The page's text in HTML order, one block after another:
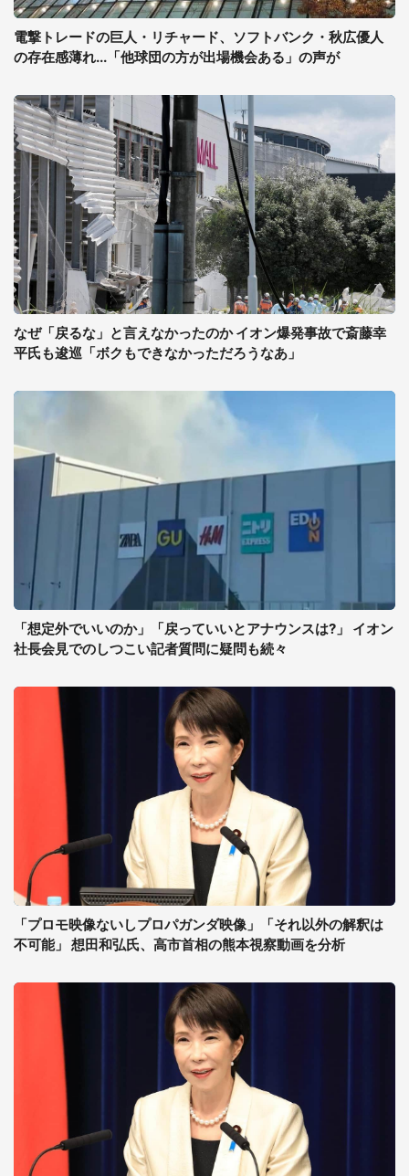
電撃トレードの巨人・リチャード、ソフトバンク・秋広優人
の存在感薄れ...「他球団の方が出場機会ある」の声が
なぜ「戻るな」と言えなかったのか イオン爆発事故で斎藤幸
平氏も逡巡「ボクもできなかっただろうなあ」
「想定外でいいのか」「戻っていいとアナウンスは?」 イオン
社長会見でのしつこい記者質問に疑問も続々
「プロモ映像ないしプロパガンダ映像」「それ以外の解釈は
不可能」 想田和弘氏、高市首相の熊本視察動画を分析